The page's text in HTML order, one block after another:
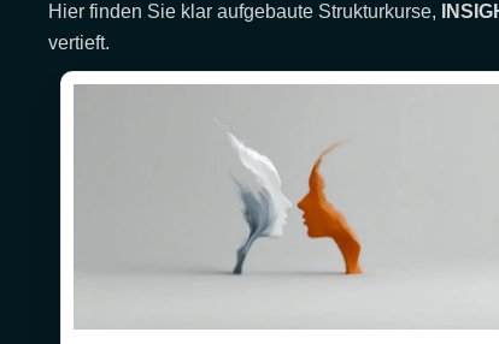
Hier finden Sie klar aufgebaute Strukturkurse,
vertieft.